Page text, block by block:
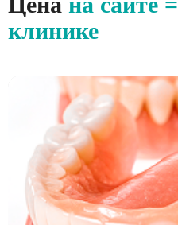
клинике